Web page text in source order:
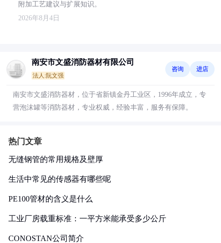
附加工艺建议与扩展知识。
2026年8月4日
南安市文盛消防器材有限公司
法人:阮文强
咨询 进店
南安市文盛消防器材，位于省新镇金丹工业区，1996年成立，专
营泡沫罐等消防器材，专业权威，经验丰富，服务有保障。
热门文章
无缝钢管的常用规格及壁厚
生活中常见的传感器有哪些呢
PE100管材的含义是什么
工业厂房载重标准：一平方米能承受多少公斤
CONOSTAN公司简介